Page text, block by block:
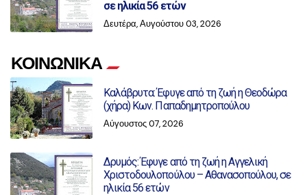
σε ηλικία 56 ετών
Δευτέρα, Αυγούστου 03, 2026
ΚΟΙΝΩΝΙΚΑ
Καλάβρυτα: Έφυγε από τη ζωή η Θεοδώρα
(χήρα) Κων. Παπαδημητροπούλου
Αύγουστος 07, 2026
Δρυμός: Έφυγε από τη ζωή η Αγγελική
Χριστοδουλοπούλου – Αθανασοπούλου, σε
ηλικία 56 ετών